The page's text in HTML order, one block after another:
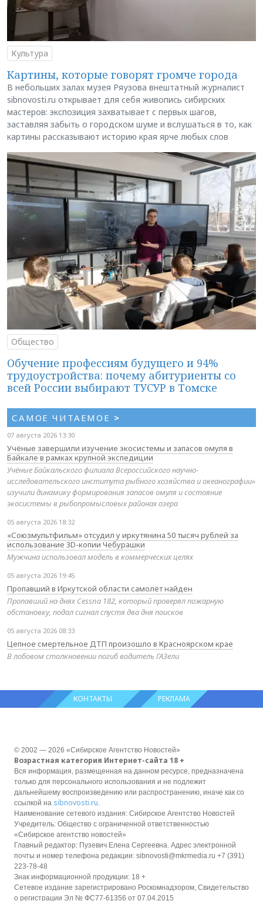
Культура
Картины, которые говорят громче города
В небольших залах музея Ряузова внештатный журналист
sibnovosti.ru открывает для себя живопись сибирских
мастеров: экспозиция захватывает с первых шагов,
заставляя забыть о городском шуме и вслушаться в то, как
картины рассказывают историю края ярче любых слов
Общество
Обучение профессиям будущего и 94%
трудоустройства: почему абитуриенты со
всей России выбирают ТУСУР в Томске
САМОЕ ЧИТАЕМОЕ >
07 августа 2026 13:30
Учёные завершили изучение экосистемы и запасов омуля в
Байкале в рамках крупной экспедиции
Учёные Байкальского филиала Всероссийского научно-
исследовательского института рыбного хозяйства и океанографии»
изучили динамику формирования запасов омуля и состояние
экосистемы в рыбопромысловых районах озера
05 августа 2026 18:32
«Союзмультфильм» отсудил у иркутянина 50 тысяч рублей за
использование 3D-копии Чебурашки
Мужчина использовал модель в коммерческих целях
05 августа 2026 19:45
Пропавший в Иркутской области самолёт найден
Пропавший на днях Cessna 182, который проверял пожарную
обстановку, подал сигнал спустя два дня поисков
05 августа 2026 08:33
Цепное смертельное ДТП произошло в Красноярском крае
В лобовом столкновении погиб водитель ГАЗели
КОНТАКТЫ РЕКЛАМА
© 2002 — 2026 «Сибирское Агентство Новостей»
Возрастная категория Интернет-сайта 18 +
Вся информация, размещенная на данном ресурсе, предназначена
только для персонального использования и не подлежит
дальнейшему воспроизведению или распространению, иначе как со
ссылкой на sibnovosti.ru
Наименование сетевого издания: Сибирское Агентство Новостей
Учредитель: Общество с ограниченной ответственностью
«Сибирское агентство новостей»
Главный редактор: Пузевич Елена Сергеевна. Адрес электронной
почты и номер телефона редакции: sibnovosti@mkrmedia.ru +7 (391)
223-78-48
Знак информационной продукции: 18 +
Сетевое издание зарегистрировано Роскомнадзором, Свидетельство
о регистрации Эл № ФС77-61356 от 07.04.2015